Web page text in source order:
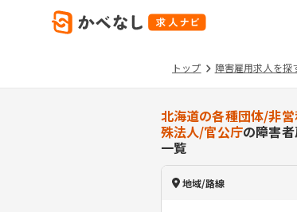
トップ 障害雇用求人を探
北海道の各種団体/非
殊法人/官公庁の障害
一覧
地域/路線